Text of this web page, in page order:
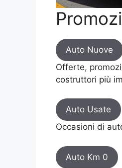
Auto Nuove
Offerte,
costruttori più
Auto Usate
Occasioni di
Auto Km 0